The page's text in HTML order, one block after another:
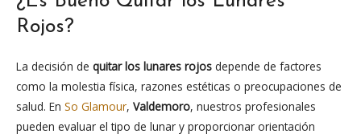
Rojos?
La decisión de quitar los lunares rojos depende de factores
como la molestia física, razones estéticas o preocupaciones de
salud. En So Glamour, Valdemoro, nuestros profesionales
pueden evaluar el tipo de lunar y proporcionar orientación